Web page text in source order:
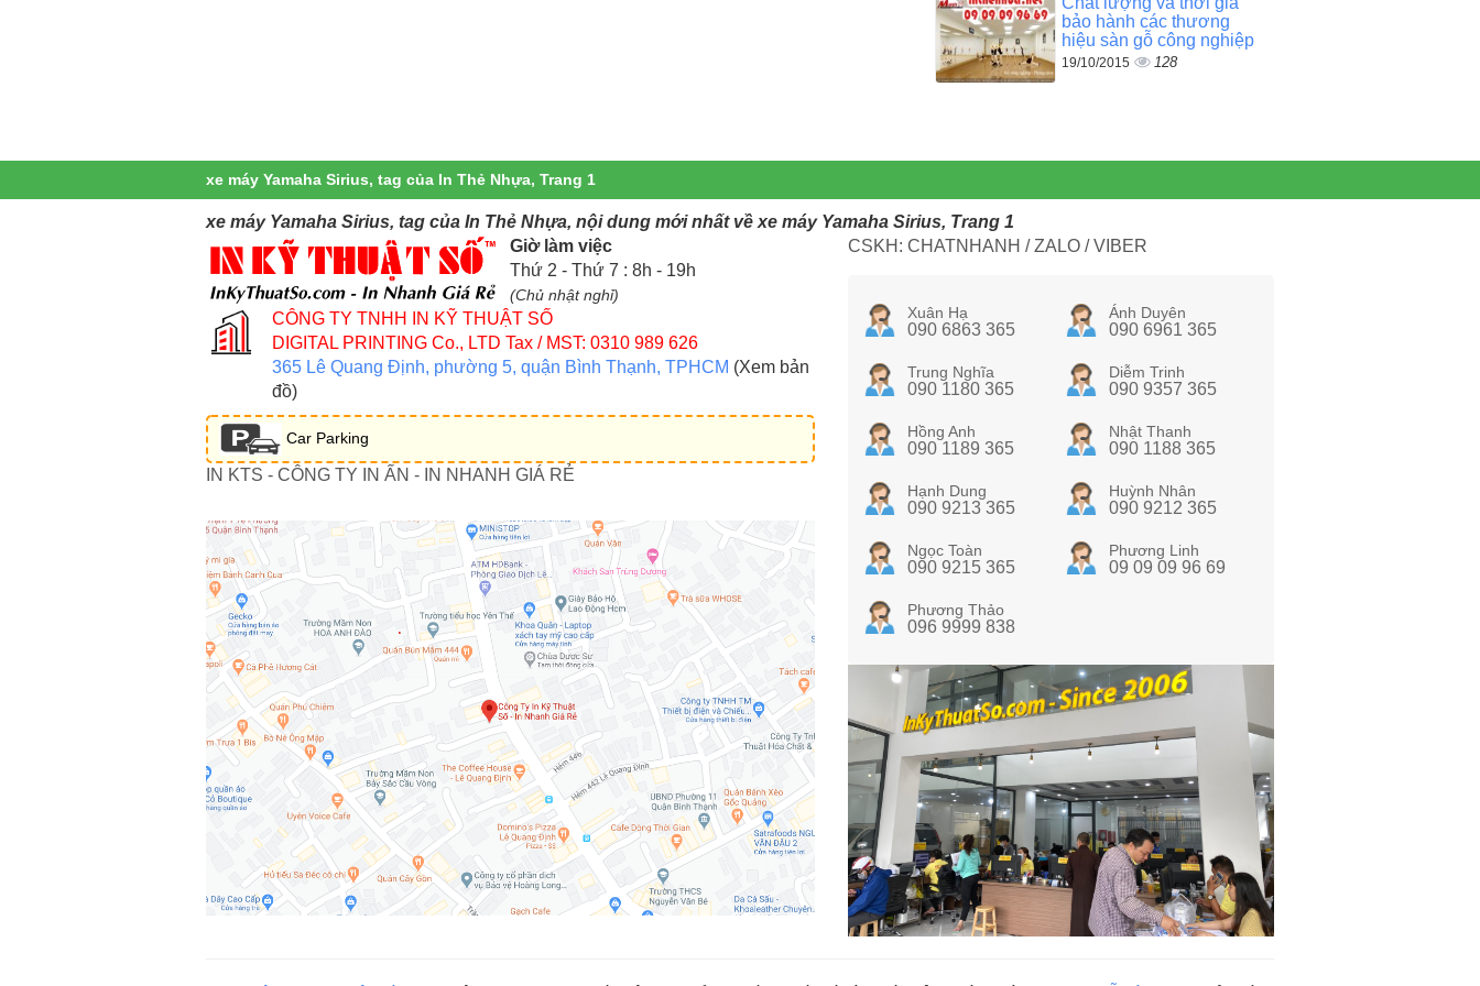
bảo hành các thương
hiệu sàn gỗ công nghiệp
19/10/2015 128
xe máy Yamaha Sirius, tag của In Thẻ Nhựa, Trang 1
xe máy Yamaha Sirius, tag của In Thẻ Nhựa, nội dung mới nhất về xe máy Yamaha Sirius, Trang 1
Giờ làm việc
Thứ 2 - Thứ 7 : 8h - 19h
(Chủ nhật nghỉ)
CÔNG TY TNHH IN KỸ THUẬT SỐ
DIGITAL PRINTING Co., LTD Tax / MST: 0310 989 626
365 Lê Quang Định, phường 5, quận Bình Thạnh, TPHCM (Xem bản
đồ)
Car Parking
IN KTS - CÔNG TY IN ẤN - IN NHANH GIÁ RẺ
CSKH: CHATNHANH / ZALO / VIBER
Xuân Hạ
090 6863 365
Ánh Duyên
090 6961 365
Trung Nghĩa
090 1180 365
Diễm Trinh
090 9357 365
Hồng Anh
090 1189 365
Nhật Thanh
090 1188 365
Hạnh Dung
090 9213 365
Huỳnh Nhân
090 9212 365
Ngọc Toàn
090 9215 365
Phương Linh
09 09 09 96 69
Phương Thảo
096 9999 838